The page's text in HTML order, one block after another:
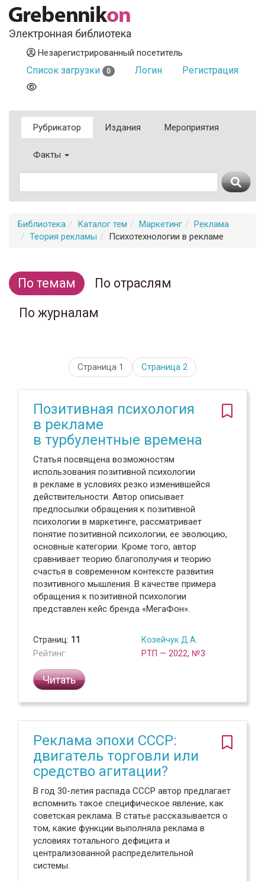
Электронная библиотека
Незарегистрированный посетитель
Список загрузки 0 Логин Регистрация
Рубрикатор Издания Мероприятия
Факты
Библиотека Каталог тем Маркетинг
Реклама
Теория рекламы
Психотехнологии в рекламе
По темам
По отраслям
По журналам
Страница 1 Страница 2
Позитивная психология
в рекламе
в турбулентные времена
Статья посвящена возможностям
использования позитивной психологии
в рекламе в условиях резко изменившейся
действительности. Автор описывает
предпосылки обращения к позитивной
психологии в маркетинге, рассматривает
понятие позитивной психологии, ее эволюцию,
основные категории. Кроме того, автор
сравнивает теорию благополучия и теорию
счастья в современном контексте развития
позитивного мышления. В качестве примера
обращения к позитивной психологии
представлен кейс бренда «МегаФон».
Страниц: 11
Рейтинг:
Козейчук Д.А.
РТП — 2022, №3
Читать
Реклама эпохи CCCР:
двигатель торговли или
средство агитации?
В год 30-летия распада СССР автор предлагает
вспомнить такое специфическое явление, как
советская реклама. В статье рассказывается о
том, какие функции выполняла реклама в
условиях тотального дефицита и
централизованной распределительной
системы.